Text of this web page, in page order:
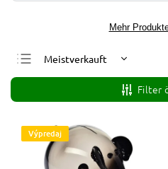
Mehr
Meistverkauft
Günstigste
Teuerste
Alphabetisch
Filter
Výpredaj